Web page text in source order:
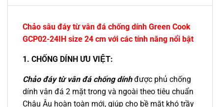
Chảo sâu đáy từ vân đá chống dính Green Cook
GCP02-24IH size 24 cm với các tính năng nổi bật
1. CHỐNG DÍNH ƯU VIỆT:
Chảo đáy từ vân đá chống dínhđược phủ chống
dính vân đá 2 mặt trong và ngoài theo tiêu chuẩn
Châu Âu hoàn toàn mới, giúp cho bề mặt khó trầy